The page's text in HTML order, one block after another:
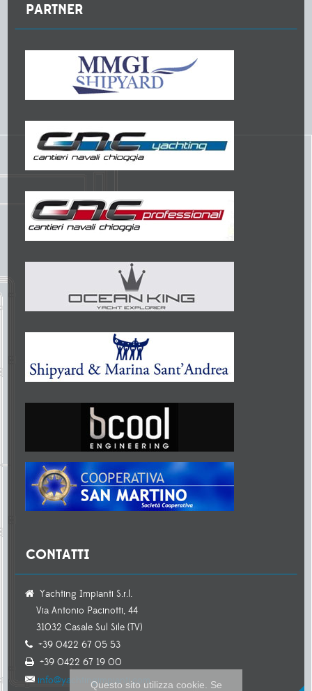
PARTNER
CONTATTI
Yachting Impianti S.r.l.
Via Antonio Pacinotti, 44
31032 Casale Sul Sile (TV)
+39 0422 67 05 53
+39 0422 67 19 00
info@yachtingimpianti.com
Questo sito utilizza cookie. Se